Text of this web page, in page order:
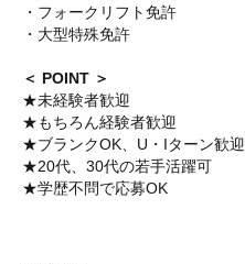
・フォークリフト免許
・大型特殊免許
＜ POINT ＞
★未経験者歓迎
★もちろん経験者歓迎
★ブランクOK、U・Iターン歓迎
★20代、30代の若手活躍可
★学歴不問で応募OK